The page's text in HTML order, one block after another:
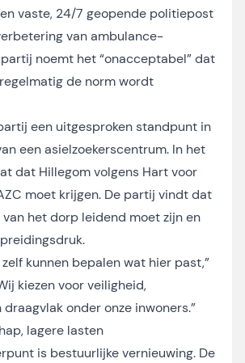
vaste, 24/7 geopende politiepost
van ambulance-
noemt het “onacceptabel” dat
de norm wordt
een uitgesproken standpunt in
een asielzoekerscentrum. In het
dat Hillegom volgens Hart voor
moet krijgen. De partij vindt dat
het dorp leidend moet zijn en
kunnen bepalen wat hier past,”
kiezen voor veiligheid,
onder onze inwoners.”
lagere lasten
is bestuurlijke vernieuwing. De